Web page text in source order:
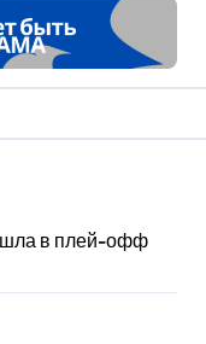
в плей-офф